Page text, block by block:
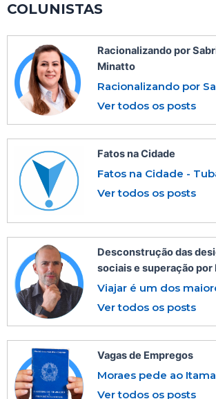
COLUNISTAS
Racionalizando por
Minatto
Racionalizando por
Ver todos os posts
Fatos na Cidade
Fatos na Cidade -
Ver todos os posts
Desconstrução das
sociais e superação
Viajar é um dos
Ver todos os posts
Vagas de Empregos
Moraes pede ao
Ver todos os posts